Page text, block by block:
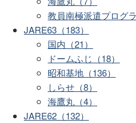
教員南極派遣プログラ
JARE63（183）
国内（21）
ドームふじ（18）
昭和基地（136）
しらせ（8）
海鷹丸（4）
JARE62（132）